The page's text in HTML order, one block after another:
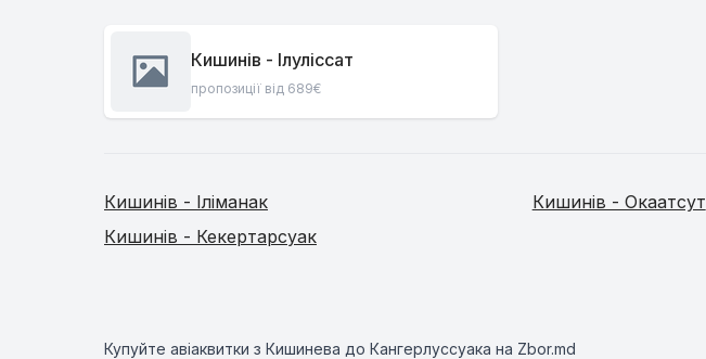
Кишинів - Ілуліссат
пропозиції від 689€
Кишинів - Іліманак Кишинів - Окаатсут
Кишинів - Кекертарсуак
Купуйте авіаквитки з Кишинева до Кангерлуссуака на Zbor.md